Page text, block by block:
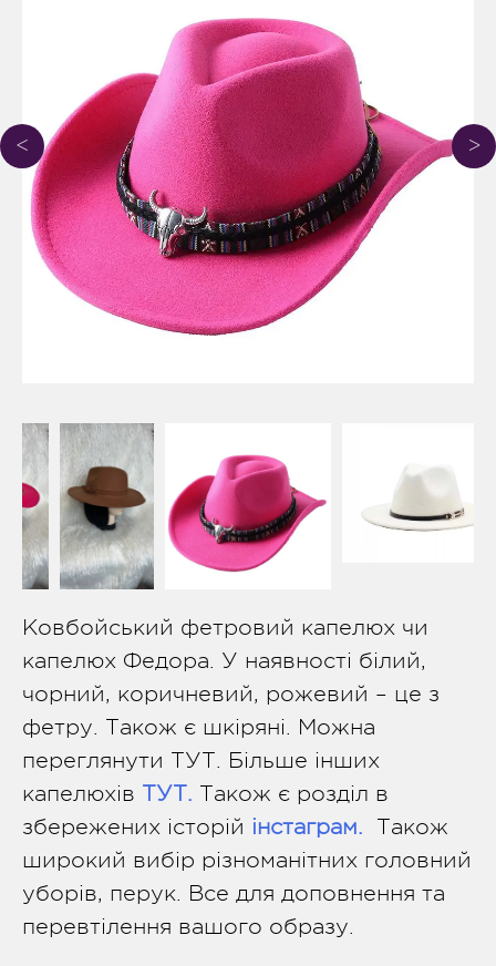
Ковбойський фетровий капелюх чи
капелюх Федора. У наявності білий,
чорний, коричневий, рожевий – це з
фетру. Також є шкіряні. Можна
переглянути ТУТ. Більше інших
капелюхів ТУТ. Також є розділ в
збережених історій інстаграм. Також
широкий вибір різноманітних головний
уборів, перук. Все для доповнення та
перевтілення вашого образу.